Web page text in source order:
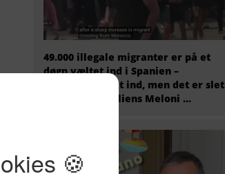
49.000 illegale migranter er på et
døgn væltet ind i Spanien –
militæret er sat ind, men det er slet
ikke nok og Italiens Meloni ...